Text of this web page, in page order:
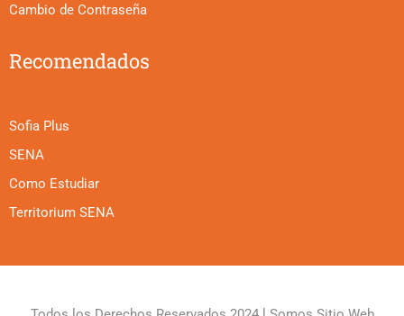
Cambio de Contraseña
Recomendados
Sofia Plus
SENA
Como Estudiar
Territorium SENA